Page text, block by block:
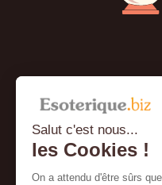
Salut c'est nous...
les Cookies !
On a attendu d'être sûrs
À